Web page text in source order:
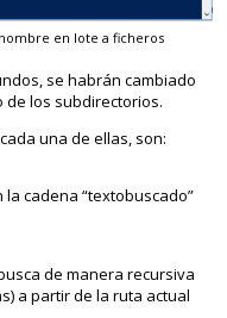
en lote a ficheros
se habrán cambiado
de los subdirectorios.
una de ellas, son:
cadena “textobuscado”
de manera recursiva
a partir de la ruta actual